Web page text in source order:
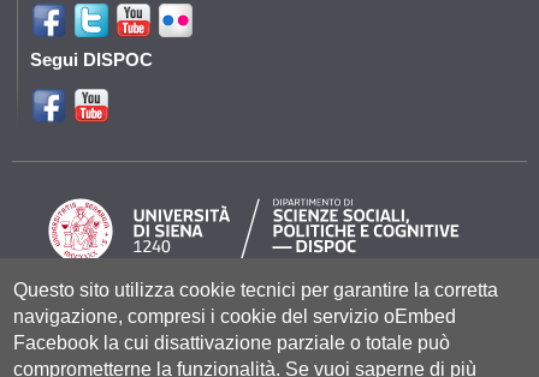
Segui DISPOC
Università degli Studi di Siena- Rettorato, via Banchi di Sotto 55, 53100
Siena ITALIA
P.IVA 00273530527 | C.F. 80002070524 |
Coordinate bancarie
Questo sito utilizza cookie tecnici per garantire la corretta
navigazione, compresi i cookie del servizio oEmbed
Facebook la cui disattivazione parziale o totale può
comprometterne la funzionalità. Se vuoi saperne di più